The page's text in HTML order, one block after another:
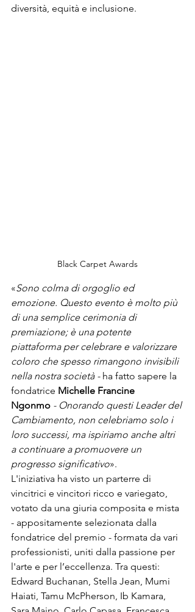
diversità, equità e inclusione.
Black Carpet Awards
«Sono colma di orgoglio ed
emozione. Questo evento è molto più
di una semplice cerimonia di
premiazione; è una potente
piattaforma per celebrare e valorizzare
coloro che spesso rimangono invisibili
nella nostra società - ha fatto sapere la
fondatrice Michelle Francine
Ngonmo - Onorando questi Leader del
Cambiamento, non celebriamo solo i
loro successi, ma ispiriamo anche altri
a continuare a promuovere un
progresso significativo».
L'iniziativa ha visto un parterre di
vincitrici e vincitori ricco e variegato,
votato da una giuria composita e mista
- appositamente selezionata dalla
fondatrice del premio - formata da vari
professionisti, uniti dalla passione per
l'arte e per l’eccellenza. Tra questi:
Edward Buchanan, Stella Jean, Mumi
Haiati, Tamu McPherson, Ib Kamara,